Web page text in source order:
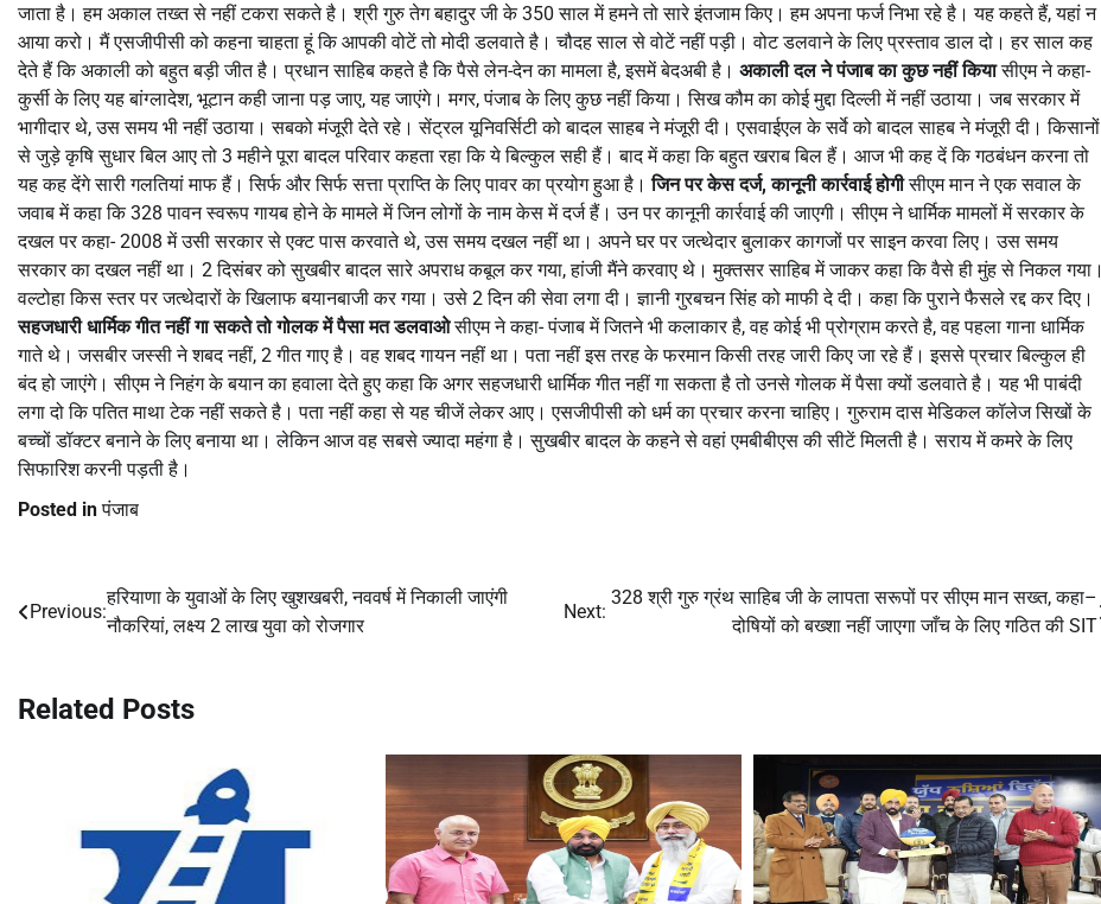
जाता है। हम अकाल तख्त से नहीं टकरा सकते है। श्री गुरु तेग बहादुर जी के 350 साल में हमने तो सारे इंतजाम किए। हम अपना फर्ज निभा रहे है। यह कहते हैं, यहां न
आया करो। मैं एसजीपीसी को कहना चाहता हूं कि आपकी वोटें तो मोदी डलवाते है। चौदह साल से वोटें नहीं पड़ी। वोट डलवाने के लिए प्रस्ताव डाल दो। हर साल कह
देते हैं कि अकाली को बहुत बड़ी जीत है। प्रधान साहिब कहते है कि पैसे लेन-देन का मामला है, इसमें बेदअबी है। अकाली दल ने पंजाब का कुछ नहीं कियासीएम ने कहा-
कुर्सी के लिए यह बांग्लादेश, भूटान कही जाना पड़ जाए, यह जाएंगे। मगर, पंजाब के लिए कुछ नहीं किया। सिख कौम का कोई मुद्दा दिल्ली में नहीं उठाया। जब सरकार में
भागीदार थे, उस समय भी नहीं उठाया। सबको मंजूरी देते रहे। सेंट्रल यूनिवर्सिटी को बादल साहब ने मंजूरी दी। एसवाईएल के सर्वे को बादल साहब ने मंजूरी दी। किसानों
से जुड़े कृषि सुधार बिल आए तो 3 महीने पूरा बादल परिवार कहता रहा कि ये बिल्कुल सही हैं। बाद में कहा कि बहुत खराब बिल हैं। आज भी कह दें कि गठबंधन करना तो
यह कह देंगे सारी गलतियां माफ हैं। सिर्फ और सिर्फ सत्ता प्राप्ति के लिए पावर का प्रयोग हुआ है।जिन पर केस दर्ज, कानूनी कार्रवाई होगीसीएम मान ने एक सवाल के
जवाब में कहा कि 328 पावन स्वरूप गायब होने के मामले में जिन लोगों के नाम केस में दर्ज हैं। उन पर कानूनी कार्रवाई की जाएगी। सीएम ने धार्मिक मामलों में सरकार के
दखल पर कहा- 2008 में उसी सरकार से एक्ट पास करवाते थे, उस समय दखल नहीं था। अपने घर पर जत्थेदार बुलाकर कागजों पर साइन करवा लिए। उस समय
सरकार का दखल नहीं था। 2 दिसंबर को सुखबीर बादल सारे अपराध कबूल कर गया, हांजी मैंने करवाए थे। मुक्तसर साहिब में जाकर कहा कि वैसे ही मुंह से निकल गया।
वल्टोहा किस स्तर पर जत्थेदारों के खिलाफ बयानबाजी कर गया। उसे 2 दिन की सेवा लगा दी। ज्ञानी गुरबचन सिंह को माफी दे दी। कहा कि पुराने फैसले रद्द कर दिए।
सहजधारी धार्मिक गीत नहीं गा सकते तो गोलक में पैसा मत डलवाओसीएम ने कहा- पंजाब में जितने भी कलाकार है, वह कोई भी प्रोग्राम करते है, वह पहला गाना धार्मिक
गाते थे। जसबीर जस्सी ने शबद नहीं, 2 गीत गाए है। वह शबद गायन नहीं था। पता नहीं इस तरह के फरमान किसी तरह जारी किए जा रहे हैं। इससे प्रचार बिल्कुल ही
बंद हो जाएंगे। सीएम ने निहंग के बयान का हवाला देते हुए कहा कि अगर सहजधारी धार्मिक गीत नहीं गा सकता है तो उनसे गोलक में पैसा क्यों डलवाते है। यह भी पाबंदी
लगा दो कि पतित माथा टेक नहीं सकते है। पता नहीं कहा से यह चीजें लेकर आए। एसजीपीसी को धर्म का प्रचार करना चाहिए। गुरुराम दास मेडिकल कॉलेज सिखों के
बच्चों डॉक्टर बनाने के लिए बनाया था। लेकिन आज वह सबसे ज्यादा महंगा है। सुखबीर बादल के कहने से वहां एमबीबीएस की सीटें मिलती है। सराय में कमरे के लिए
सिफारिश करनी पड़ती है।
Posted inपंजाब
Post
Previous:
हरियाणा के युवाओं के लिए खुशखबरी, नववर्ष में निकाली जाएंगी
नौकरियां, लक्ष्य 2 लाख युवा को रोजगार
Next:
328 श्री गुरु ग्रंथ साहिब जी के लापता सरूपों पर सीएम मान सख्त, कहा–
दोषियों को बख्शा नहीं जाएगा जाँच के लिए गठित की SIT
Related Posts